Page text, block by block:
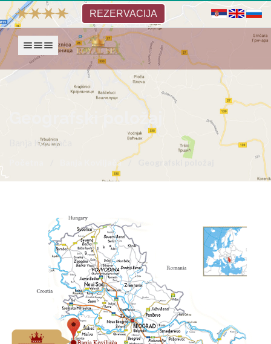
REZERVACIJA
Geografski položaj
Banja Koviljača
Banja Koviljača Geografski položaj